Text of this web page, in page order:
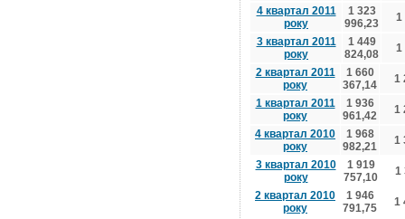
4 квартал 2011
року
1 323
996,23
1
3 квартал 2011
року
1 449
824,08
1
2 квартал 2011
року
1 660
367,14
1
1 квартал 2011
року
1 936
961,42
1
4 квартал 2010
року
1 968
982,21
1
3 квартал 2010
року
1 919
757,10
1
2 квартал 2010
року
1 946
791,75
1